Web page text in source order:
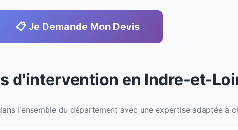
📋 Je Demande Mon Devis
d'intervention en Indre-et-
l'ensemble du département avec une expertise adaptée à